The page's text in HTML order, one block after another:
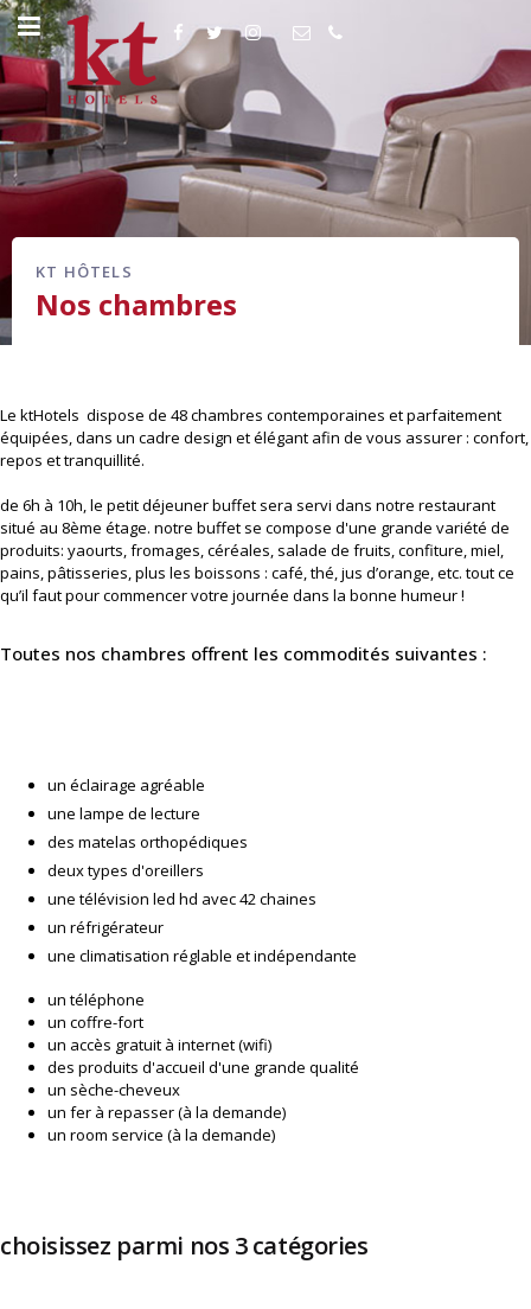
KT HÔTELS
Nos chambres
Le ktHotels dispose de 48 chambres contemporaines et parfaitement
équipées, dans un cadre design et élégant afin de vous assurer : confort,
repos et tranquillité.
de 6h à 10h, le petit déjeuner buffet sera servi dans notre restaurant
situé au 8ème étage. notre buffet se compose d'une grande variété de
produits: yaourts, fromages, céréales, salade de fruits, confiture, miel,
pains, pâtisseries, plus les boissons : café, thé, jus d’orange, etc. tout ce
qu’il faut pour commencer votre journée dans la bonne humeur !
Toutes nos chambres offrent les commodités suivantes :
un éclairage agréable
une lampe de lecture
des matelas orthopédiques
deux types d'oreillers
une télévision led hd avec 42 chaines
un réfrigérateur
une climatisation réglable et indépendante
un téléphone
un coffre-fort
un accès gratuit à internet (wifi)
des produits d'accueil d'une grande qualité
un sèche-cheveux
un fer à repasser (à la demande)
un room service (à la demande)
choisissez parmi nos 3 catégories